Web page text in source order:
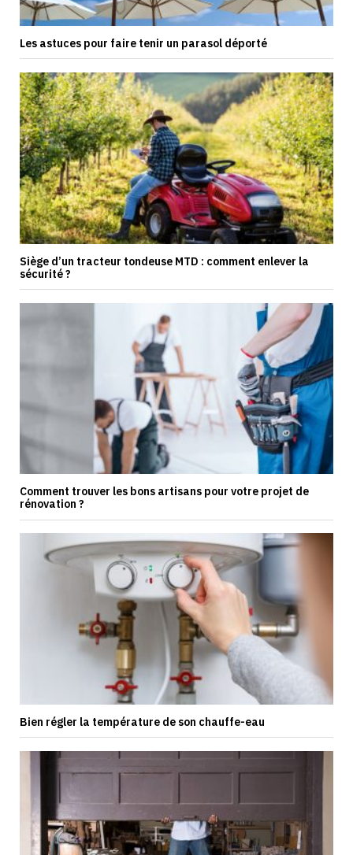
Les astuces pour faire tenir un parasol déporté
Siège d’un tracteur tondeuse MTD : comment enlever la
sécurité ?
Comment trouver les bons artisans pour votre projet de
rénovation ?
Bien régler la température de son chauffe-eau